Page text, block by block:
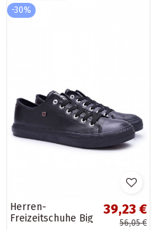
-30%
Herren-
Freizeitschuhe Big
39,23 €
56,05 €